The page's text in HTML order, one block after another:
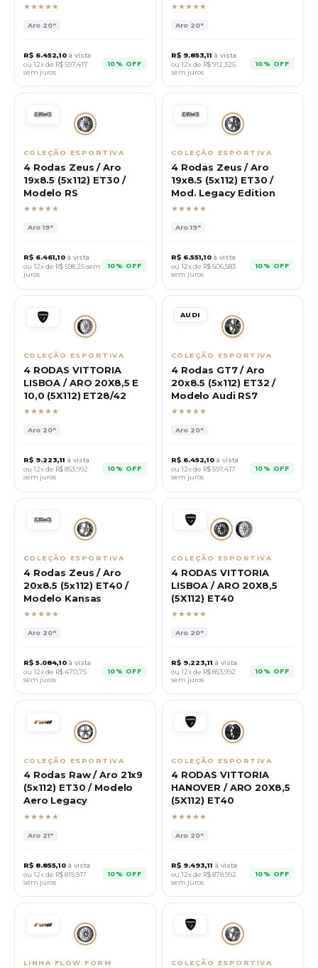
★★★★★
Aro 20"
R$ 6.452,10 à vista
ou 12x de R$597,417
sem juros
10% OFF
★★★★★
Aro 20"
R$ 9.853,11 à vista
ou 12x de R$912,325
sem juros
10% OFF
COLEÇÃO ESPORTIVA
4 Rodas Zeus / Aro
19x8.5 (5x112) ET30 /
Modelo RS
★★★★★
Aro19"
R$ 6.461,10 à vista
ou 12x de R$598,25sem
juros
10% OFF
COLEÇÃO ESPORTIVA
4 Rodas Zeus / Aro
19x8.5 (5x112) ET30 /
Mod. Legacy Edition
★★★★★
Aro19"
R$ 6.551,10 à vista
ou 12x de R$606,583
sem juros
10% OFF
COLEÇÃO ESPORTIVA
4 RODAS VITTORIA
LISBOA / ARO 20X8,5 E
10,0 (5X112) ET28/42
★★★★★
Aro 20"
R$ 9.223,11 à vista
ou 12x de R$853,992
sem juros
10% OFF
AUDI
COLEÇÃO ESPORTIVA
4 Rodas GT7 / Aro
20x8.5 (5x112) ET32 /
Modelo Audi RS7
★★★★★
Aro 20"
R$ 6.452,10 à vista
ou 12x de R$597,417
sem juros
10% OFF
COLEÇÃO ESPORTIVA
4 Rodas Zeus / Aro
20x8.5 (5x112) ET40 /
Modelo Kansas
★★★★★
Aro 20"
R$ 5.084,10 à vista
ou 12x de R$470,75
sem juros
10% OFF
COLEÇÃO ESPORTIVA
4 RODAS VITTORIA
LISBOA / ARO 20X8,5
(5X112) ET40
★★★★★
Aro 20"
R$ 9.223,11 à vista
ou 12x de R$853,992
sem juros
10% OFF
COLEÇÃO ESPORTIVA
4 Rodas Raw / Aro 21x9
(5x112) ET30 / Modelo
Aero Legacy
★★★★★
Aro 21"
R$ 8.855,10 à vista
ou 12x de R$819,917
sem juros
10% OFF
COLEÇÃO ESPORTIVA
4 RODAS VITTORIA
HANOVER / ARO 20X8,5
(5X112) ET40
★★★★★
Aro 20"
R$ 9.493,11 à vista
ou 12x de R$878,992
sem juros
10% OFF
LINHA FLOW FORM COLEÇÃO ESPORTIVA